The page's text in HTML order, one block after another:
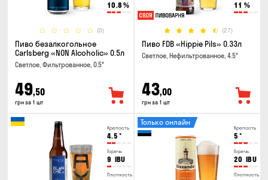
10.8 %
(0)
Пиво безалкогольное
Carlsberg «NON Alcoholic» 0.5л
Светлое, Фильтрованное, 0.5°
49,50
грн за 1 шт
11 %
(27)
Пиво FDB «Hippie Pils» 0.33л
Светлое, Нефильтрованное, 4.5°
43,00
грн за 1 шт
Крепость
4.5 °
Горечь
9 IBU
Плотность
Крепость
5 °
Горечь
20 IBU
Плотность
Только онлайн